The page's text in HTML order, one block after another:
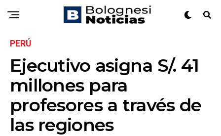
PERÚ
Ejecutivo asigna S/. 41
millones para
profesores a través de
las regiones